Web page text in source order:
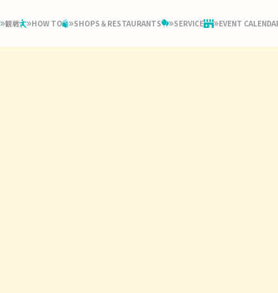
観戦 HOW TO SHOPS＆RESTAURANTS SERVICE EVENT